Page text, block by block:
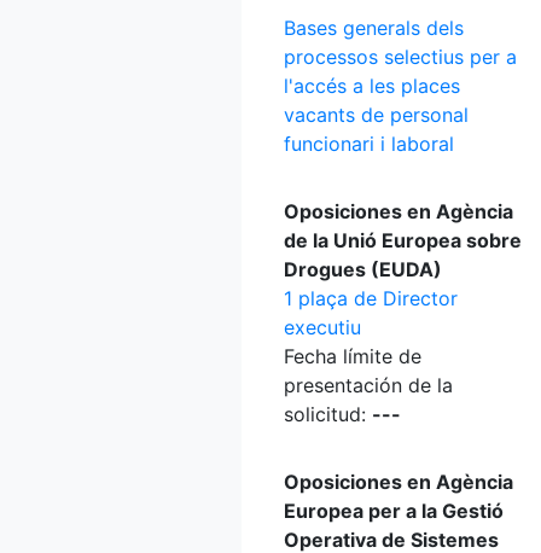
Bases generals dels
processos selectius per a
l'accés a les places
vacants de personal
funcionari i laboral
Oposiciones en Agència
de la Unió Europea sobre
Drogues (EUDA)
1 plaça de Director
executiu
Fecha límite de
presentación de la
solicitud: ---
Oposiciones en Agència
Europea per a la Gestió
Operativa de Sistemes